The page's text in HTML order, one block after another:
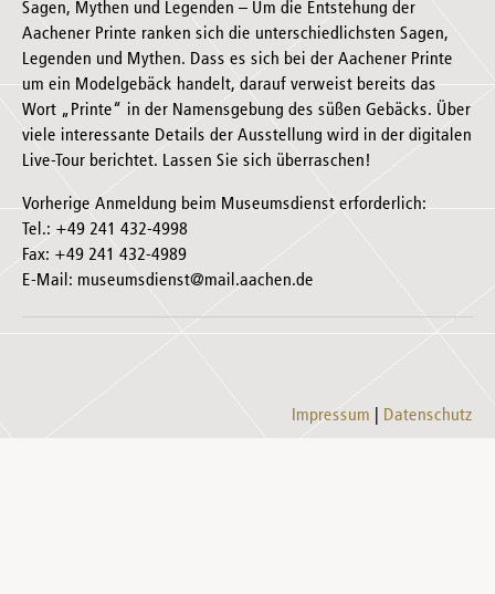
Sagen, Mythen und Legenden – Um die Entstehung der
Aachener Printe ranken sich die unterschiedlichsten Sagen,
Legenden und Mythen. Dass es sich bei der Aachener Printe
um ein Modelgebäck handelt, darauf verweist bereits das
Wort „Printe“ in der Namensgebung des süßen Gebäcks. Über
viele interessante Details der Ausstellung wird in der digitalen
Live-Tour berichtet. Lassen Sie sich überraschen!
Vorherige Anmeldung beim Museumsdienst erforderlich:
Tel.: +49 241 432-4998
Fax: +49 241 432-4989
E-Mail: museumsdienst@mail.aachen.de
Impressum Datenschutz